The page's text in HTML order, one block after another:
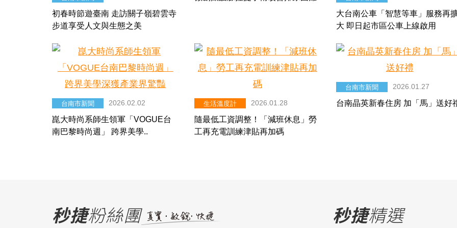
初春時節遊臺南 走訪關子嶺碧雲寺
步道享受人文與生態之美
大台南公車「智慧等車」服務再
大 即日起市區公車上線啟用
台南市新聞 2026.02.02
崑大時尚系師生領軍「VOGUE台
南巴黎時尚週」 跨界美學..
生活溫度計 2026.01.28
隨最低工資調整！「減班休息」勞
工再充電訓練津貼再加碼
台南市新聞 2026.01.27
台南晶英新春住房 加「馬」送好
秒捷粉絲團 秒捷精選